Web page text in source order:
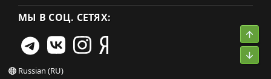
МЫ В СОЦ. СЕТЯХ:
Russian (RU)